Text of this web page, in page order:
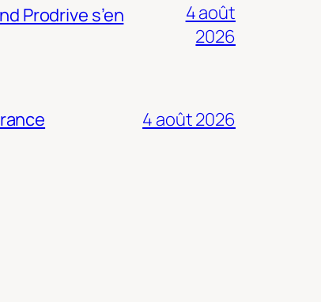
Prodrive s’en
4 août
2026
4 août 2026